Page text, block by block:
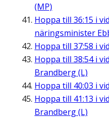
(MP)
Hoppa till 36:15 i
näringsminister
Hoppa till 37:58 i
Hoppa till 38:54i
Brandberg (L)
Hoppa till 40:03 i
Hoppa till 41:13 i
Brandberg (L)